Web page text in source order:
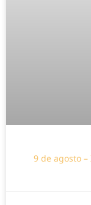
9 de agosto